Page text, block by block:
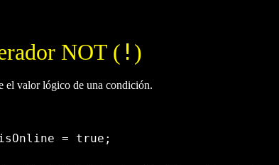
NOT ( ! )
el valor lógico de una condición.
= true ;